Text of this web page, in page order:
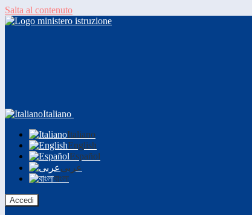
Salta al contenuto
Italiano
Italiano
English
Español
عربى
বাংলা
Accedi